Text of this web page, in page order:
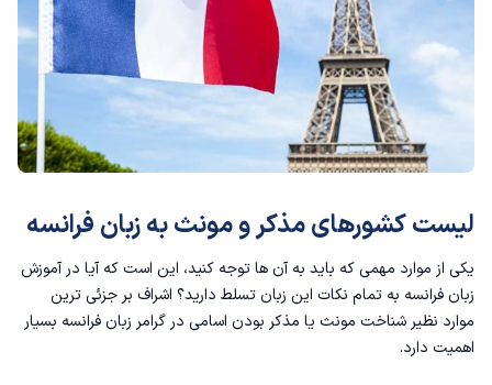
لیست کشورهای مذکر و مونث به زبان فرانسه
یکی از موارد مهمی که باید به آن ها توجه کنید، این است که آیا درآموزش
زبان فرانسه به تمام نکات این زبان تسلط دارید؟ اشراف بر جزئی ترین
موارد نظیر شناخت مونث یا مذکر بودن اسامی در گرامر زبان فرانسه بسیار
اهمیت دارد.